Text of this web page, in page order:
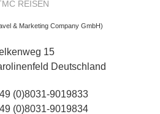
REISEN
& Marketing Company GmbH)
15
Deutschland
(0)8031-9019833
(0)8031-9019834